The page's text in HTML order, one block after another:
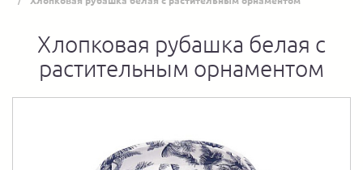
Хлопковая рубашка белая с
растительным орнаментом